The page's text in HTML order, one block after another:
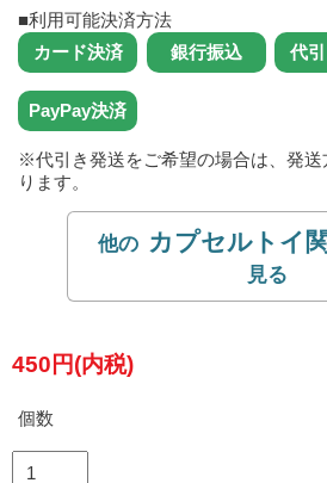
■利用可能決済方法
※代引き発送をご希望の場合は、発送
ります。
カプセルトイ
450円(内税)
個数